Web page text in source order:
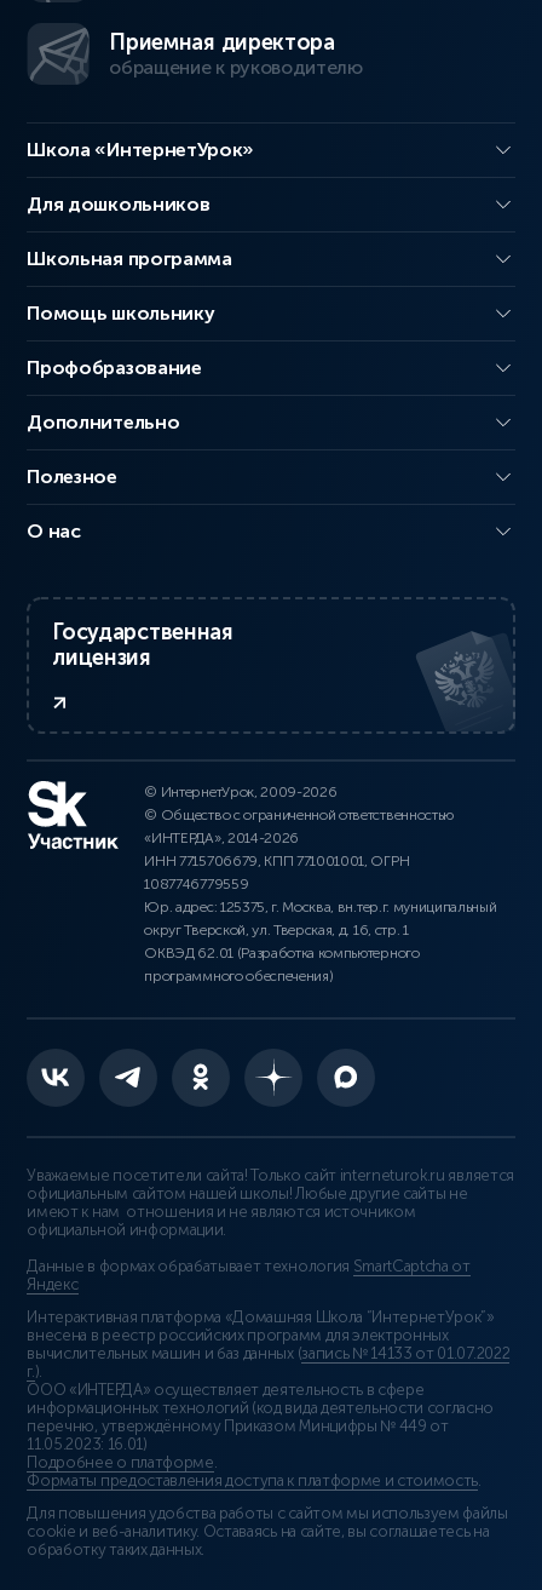
Приемная директора
обращение к руководителю
Школа «ИнтернетУрок»
Для дошкольников
Школьная программа
Помощь школьнику
Профобразование
Дополнительно
Полезное
О нас
Государственная
лицензия
© ИнтернетУрок, 2009-2026
© Общество с ограниченной ответственностью
«ИНТЕРДА», 2014-2026
ИНН 7715706679, КПП 771001001, ОГРН
1087746779559
Юр. адрес: 125375, г. Москва, вн.тер.г. муниципальный
округ Тверской, ул. Тверская, д. 16, стр. 1
ОКВЭД 62.01 (Разработка компьютерного
программного обеспечения)
Уважаемые посетители сайта! Только сайт interneturok.ru является
официальным сайтом нашей школы! Любые другие сайты не
имеют к нам отношения и не являются источником
официальной информации.
Данные в формах обрабатывает технология SmartCaptcha от
Яндекс
Интерактивная платформа «Домашняя Школа “ИнтернетУрок”»
внесена в реестр российских программ для электронных
вычислительных машин и баз данных (запись № 14133 от 01.07.2022
г. ).
ООО «ИНТЕРДА» осуществляет деятельность в сфере
информационных технологий (код вида деятельности согласно
перечню, утверждённому Приказом Минцифры № 449 от
11.05.2023: 16.01)
Подробнее о платформе
Форматы предоставления доступа к платформе и стоимость
Для повышения удобства работы с сайтом мы используем файлы
cookie и веб-аналитику. Оставаясь на сайте, вы соглашаетесь на
обработку таких данных.